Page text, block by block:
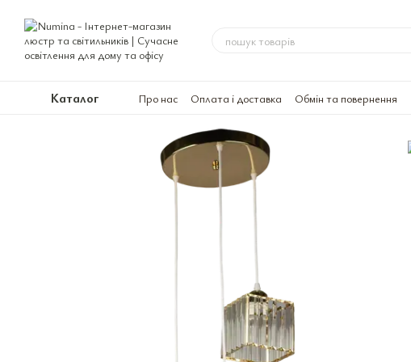
Каталог Про нас Оплата і доставка Обмін та повернення